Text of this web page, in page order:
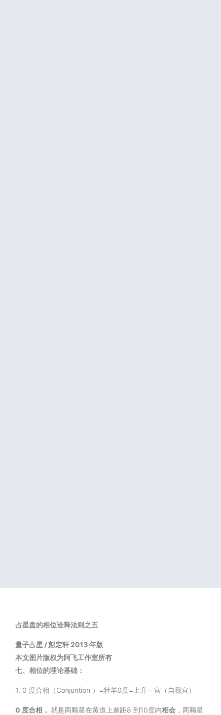
占星盘的相位诠释法则之五
量子占星/彭定轩 2013年版
本文图片版权为阿飞工作室所有
七、相位的理论基础：
1. 0 度合相（Conjuntion ）=牡羊0度=上升一宫（自我宫）
0 度合相，就是两颗星在黄道上差距8 到10度内相会 ，两颗星